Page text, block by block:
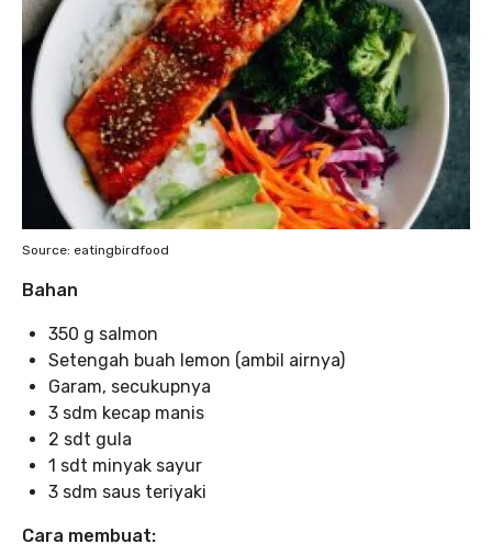
Source: eatingbirdfood
Bahan
350 g salmon
Setengah buah lemon (ambil airnya)
Garam, secukupnya
3 sdm kecap manis
2 sdt gula
1 sdt minyak sayur
3 sdm saus teriyaki
Cara membuat: